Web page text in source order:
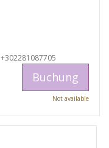
+302281087705
Buchung
Not available